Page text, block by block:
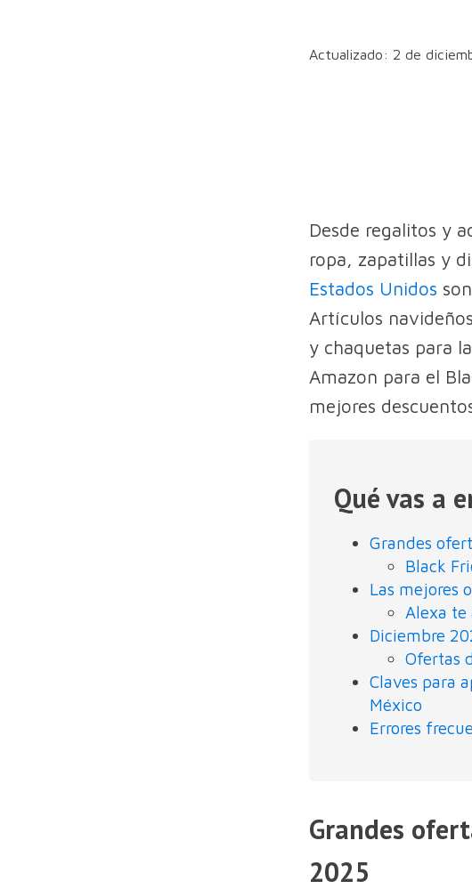
Actualizado: 2 de
Desde regalitos y
ropa, zapatillas y
Estados Unidos
Artículos
y chaquetas para
Amazon para el
mejores
Qué vas a
Grandes
Black
Las mejores
Alexa te
Diciembre
Ofertas
Claves para
México
Errores
Grandes
2025